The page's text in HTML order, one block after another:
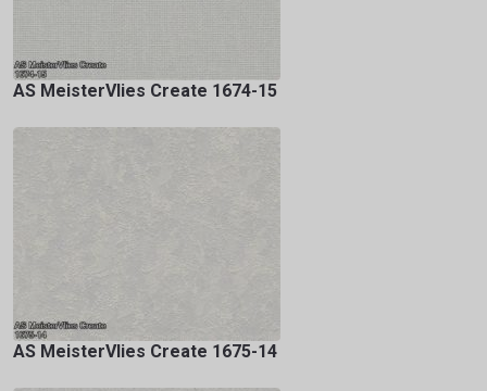
AS MeisterVlies Create 1674-15
AS MeisterVlies Create 1675-14